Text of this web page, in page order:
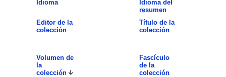
Idioma
Idioma del
resumen
Editor de la
colección
Título de la
colección
Volumen de
la
colección
Fascículo
de la
colección